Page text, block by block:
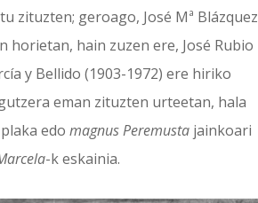
zituzten; geroago, José Mª Blázquez
horietan, hain zuzen ere, José Rubio
y Bellido (1903-1972) ere hiriko
eman zituzten urteetan, hala
edo magnus Peremustajainkoari
-k eskainia.